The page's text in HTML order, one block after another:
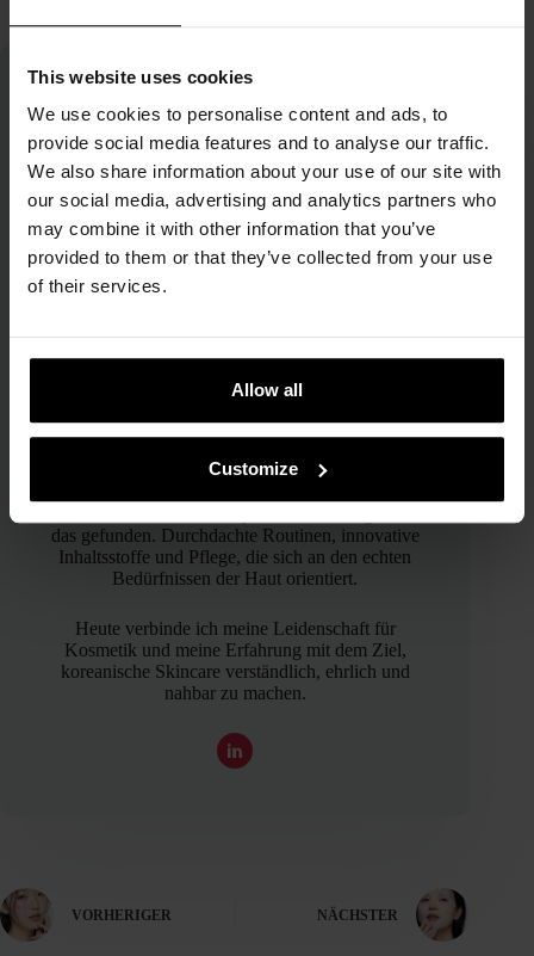
This website uses cookies
We use cookies to personalise content and ads, to
provide social media features and to analyse our traffic.
We also share information about your use of our site with
our social media, advertising and analytics partners who
may combine it with other information that you’ve
provided to them or that they’ve collected from your use
of their services.
Allow all
Customize
Content Specialist
Ich interessiere mich für Beauty, seit ich denken
kann. Früher habe ich heimlich das Makeup
über 5 Jahren in der Beauty Welt mit einem
besonderen Fokus auf koreanische Kosmetik.
Skincare war für mich nie nur ein Trend, sondern
das gefunden. Durchdachte Routinen, innovative
Inhaltsstoffe und Pflege, die sich an den echten
Bedürfnissen der Haut orientiert.
Heute verbinde ich meine Leidenschaft für
Kosmetik und meine Erfahrung mit dem Ziel,
koreanische Skincare verständlich, ehrlich und
nahbar zu machen.
VORHERIGER NÄCHSTER